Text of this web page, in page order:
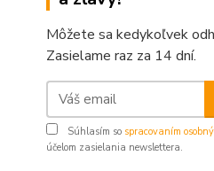
Môžete sa kedykoľvek
Zasielame raz za 14 dní.
Súhlasím so spracovaním
účelom zasielania newslettera.